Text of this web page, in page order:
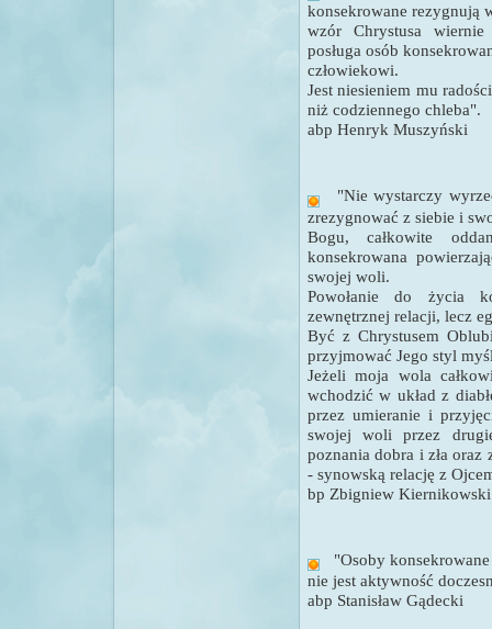
konsekrowane rezygnują
wzór Chrystusa
posługa osób
człowiekowi.
Jest niesieniem mu
niż codziennego chleba".
abp Henryk Muszyński
"Nie wystarczy
zrezygnować z siebie i
Bogu, całkowite
konsekrowana
swojej woli.
Powołanie do życia
zewnętrznej relacji, lecz
Być z Chrystusem
przyjmować Jego styl
Jeżeli moja wola
wchodzićw układ z
przez umieranie i
swojej woli przez
poznania dobra i zła
- synowską relację z
bp Zbigniew Kiernikowski
"Osoby
nie jest aktywność
abp Stanisław Gądecki